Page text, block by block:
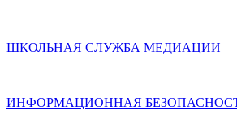
ШКОЛЬНАЯ СЛУЖБА МЕДИАЦИИ
ИНФОРМАЦИОННАЯ